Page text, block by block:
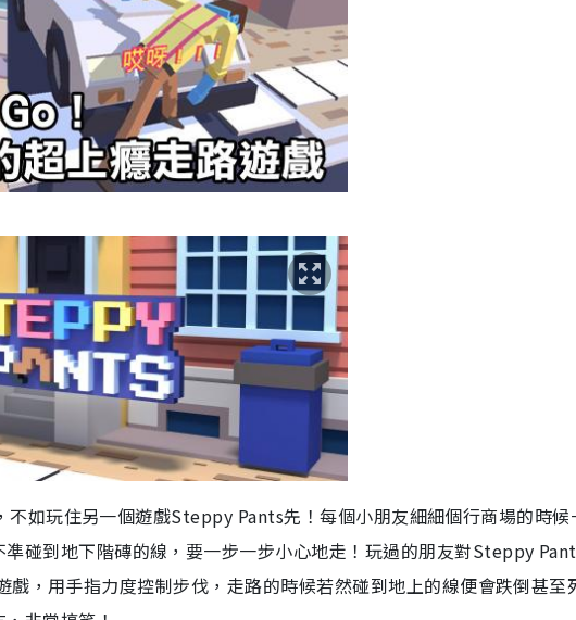
如玩住另一個遊戲Steppy Pants先！每個小朋友細細個行商場的時候
碰到地下階磚的線，要一步一步小心地走！玩過的朋友對Steppy
，用手指力度控制步伐，走路的時候若然碰到地上的線便會跌倒甚至